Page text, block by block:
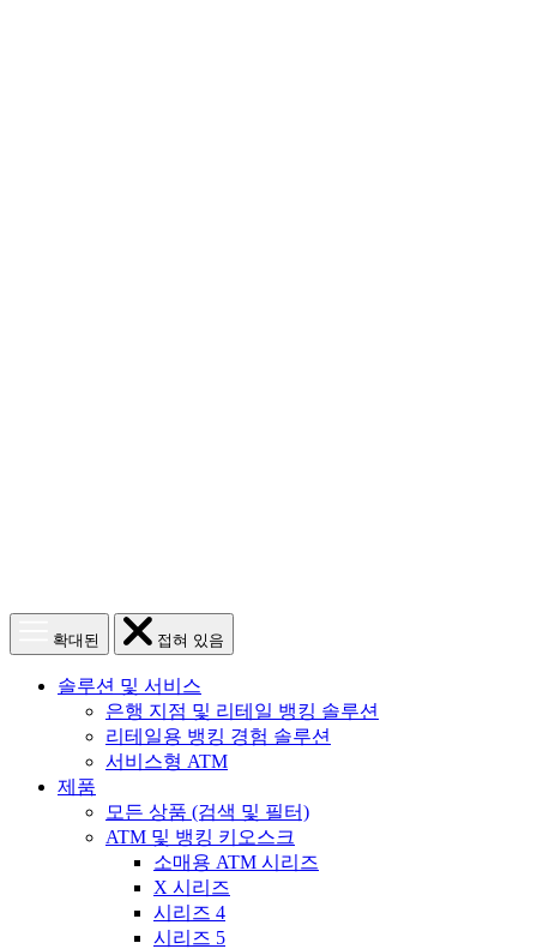
확대된
메
뉴
기
접혀 있음
솔루션 및 서비스
은행 지점 및 리테일 뱅킹 솔루션
리테일용 뱅킹 경험 솔루션
서비스형 ATM
제품
모든 상품 (검색 및 필터)
ATM 및 뱅킹 키오스크
소매용 ATM 시리즈
X 시리즈
시리즈 4
시리즈 5